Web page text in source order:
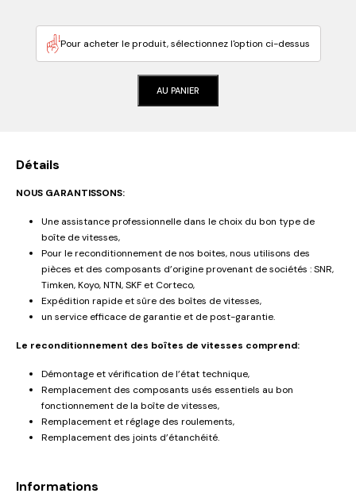
Pour acheter le produit, sélectionnez l'option ci-dessus
AU PANIER
Détails
NOUS GARANTISSONS:
Une assistance professionnelle dans le choix du bon type de
boîte de vitesses,
Pour le reconditionnement de nos boites, nous utilisons des
pièces et des composants d’origine provenant de sociétés : SNR,
Timken, Koyo, NTN, SKF et Corteco,
Expédition rapide et sûre des boîtes de vitesses,
un service efficace de garantie et de post-garantie.
Le reconditionnement des boîtes de vitesses comprend:
Démontage et vérification de l’état technique,
Remplacement des composants usés essentiels au bon
fonctionnement de la boîte de vitesses,
Remplacement et réglage des roulements,
Remplacement des joints d’étanchéité.
Informations